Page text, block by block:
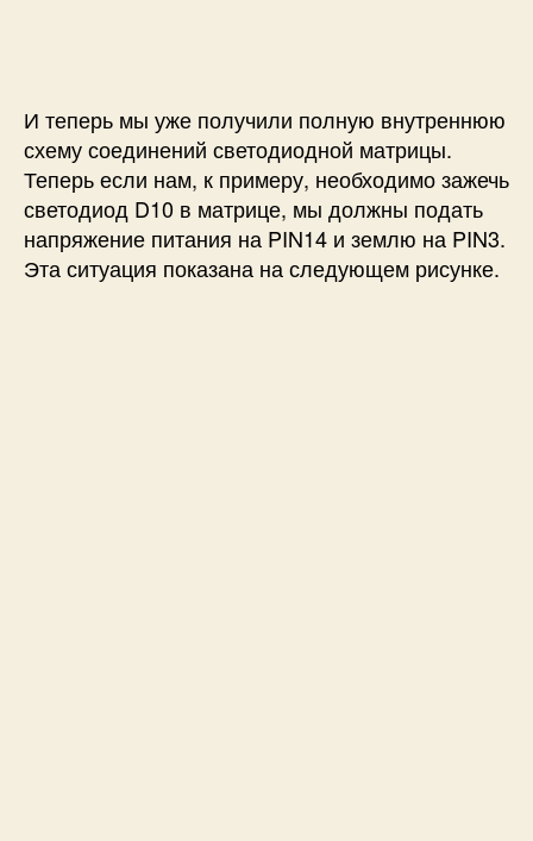
И теперь мы уже получили полную внутреннюю
схему соединений светодиодной матрицы.
Теперь если нам, к примеру, необходимо зажечь
светодиод D10 в матрице, мы должны подать
напряжение питания на PIN14 и землю на PIN3.
Эта ситуация показана на следующем рисунке.